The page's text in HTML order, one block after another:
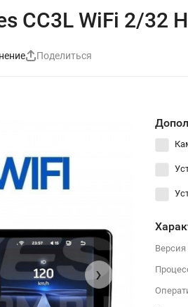
CC3L WiFi 2/32
Поделиться
›